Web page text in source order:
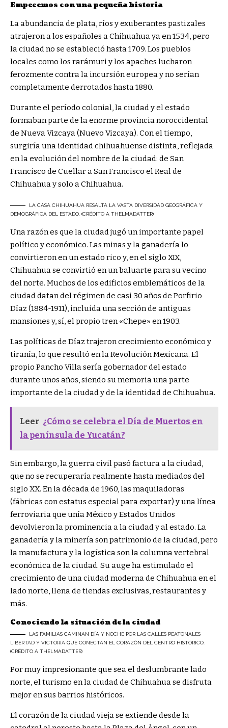
Empecemos conuna pequeña historia
La abundancia de plata, ríos y exuberantes pastizales
atrajeron a los españoles a Chihuahua ya en 1534, pero
la ciudad no se estableció hasta 1709. Los pueblos
locales como los rarámuri y los apaches lucharon
ferozmente contra la incursión europea y no serían
completamente derrotados hasta 1880.
Durante el período colonial, la ciudad y el estado
formaban parte de la enorme provincia noroccidental
de Nueva Vizcaya (Nuevo Vizcaya). Con el tiempo,
surgiría una identidad chihuahuense distinta, reflejada
en la evolución del nombre de la ciudad: de San
Francisco de Cuellar a San Francisco el Real de
Chihuahua y solo a Chihuahua.
LA CASA CHIHUAHUA RESALTA LA VASTA DIVERSIDAD GEOGRÁFICA Y
DEMOGRÁFICA DEL ESTADO. (CRÉDITO A THELMADATTER)
Una razón es que la ciudad jugó un importante papel
político y económico. Las minas y la ganadería lo
convirtieron en un estado rico y, en el siglo XIX,
Chihuahua se convirtió en un baluarte para su vecino
del norte. Muchos de los edificios emblemáticos de la
ciudad datan del régimen de casi 30 años de Porfirio
Díaz (1884-1911), incluida una sección de antiguas
mansiones y, sí, el propio tren «Chepe» en 1903.
Las políticas de Díaz trajeron crecimiento económico y
tiranía, lo que resultó en la Revolución Mexicana. El
propio Pancho Villa sería gobernador del estado
durante unos años, siendo su memoria una parte
importante de la ciudad y de la identidad de Chihuahua.
Leer ¿Cómo se celebra el Día de Muertos en
la península de Yucatán?
Sin embargo, la guerra civil pasó factura a la ciudad,
que no se recuperaría realmente hasta mediados del
siglo XX. En la década de 1960, las maquiladoras
(fábricas con estatus especial para exportar) y una línea
ferroviaria que unía México y Estados Unidos
devolvieron la prominencia a la ciudad y al estado. La
ganadería y la minería son patrimonio de la ciudad, pero
la manufactura y la logística son la columna vertebral
económica de la ciudad. Su auge ha estimulado el
crecimiento de una ciudad moderna de Chihuahua en el
lado norte, llena de tiendas exclusivas, restaurantes y
más.
Conociendo la situación de la ciudad
LAS FAMILIAS CAMINAN DÍA Y NOCHE POR LAS CALLES PEATONALES
LIBERTAD Y VICTORIA QUE CONECTAN EL CORAZÓN DEL CENTRO HISTÓRICO.
(CRÉDITO A THELMADATTER)
Por muy impresionante que sea el deslumbrante lado
norte, el turismo en la ciudad de Chihuahua se disfruta
mejor en sus barrios históricos.
El corazón de la ciudad vieja se extiende desde la